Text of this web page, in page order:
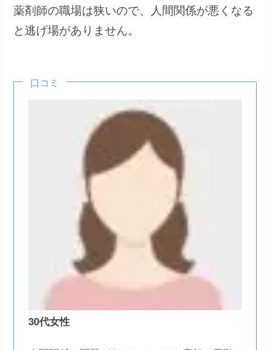
薬剤師の職場は狭いので、人間関係が悪くなる
と逃げ場がありません。
口コミ
30代女性